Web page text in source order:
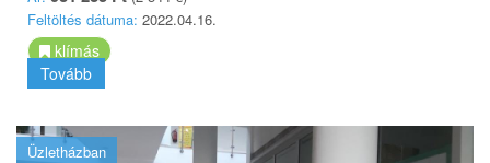
Feltöltés dátuma: 2022.04.16.
klímás
Tovább
Üzletházban